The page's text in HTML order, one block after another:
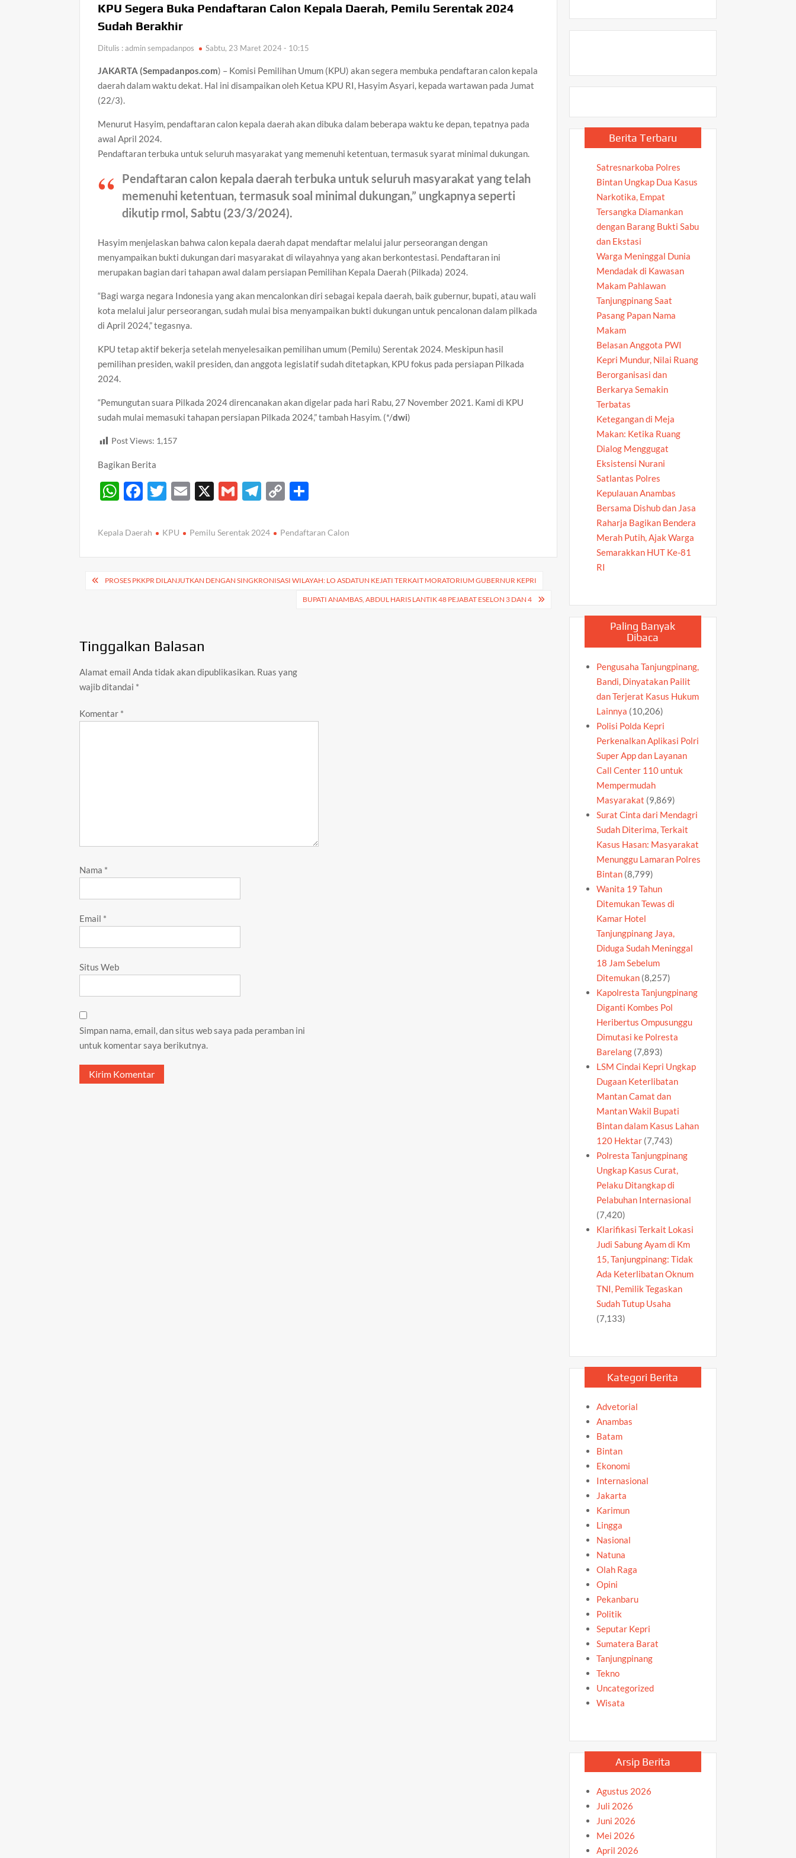
Satlantas Polres Kepulauan Anambas Bersama Dishub dan Jasa Raharja Bagikan Bendera Merah Putih,
Ajak Warga Semarakkan HUT Ke-81 RI
Progres 80 Persen, Rehab Rumah Tidak Layak Huni TMMD Ke-129 Terus Dikebut
Satresnarkoba Polresta Tanjungpinang Gagalkan Penyelundupan 3 Kg Sabu dari Malaysia, Dua Kurir
Ditangkap dan Dua WNA Diburu
Dandim 0315/Tanjungpinang Sambut Panglima TNI dan Para Kepala Staf TNI di Dabo Singkep
Keluarga David Setiawan Donasikan Mobil Operasional untuk Masjid Jami’ Alhidayah Toapaya
Selatan, Perkuat Pelayanan Sosial bagi Masyarakat
KPU Segera Buka Pendaftaran Calon Kepala Daerah, Pemilu Serentak 2024
Sudah Berakhir
Ditulis : admin sempadanpos Sabtu, 23 Maret 2024 - 10:15
JAKARTA (Sempadanpos.com) – Komisi Pemilihan Umum (KPU) akan segera membuka pendaftaran calon kepala
daerah dalam waktu dekat. Hal ini disampaikan oleh Ketua KPU RI, Hasyim Asyari, kepada wartawan pada Jumat
(22/3).
Menurut Hasyim, pendaftaran calon kepala daerah akan dibuka dalam beberapa waktu ke depan, tepatnya pada
awal April 2024.
Pendaftaran terbuka untuk seluruh masyarakat yang memenuhi ketentuan, termasuk syarat minimal dukungan.
Pendaftaran calon kepala daerah terbuka untuk seluruh masyarakat yang telah
memenuhi ketentuan, termasuk soal minimal dukungan,” ungkapnya seperti
dikutip rmol, Sabtu (23/3/2024).
Hasyim menjelaskan bahwa calon kepala daerah dapat mendaftar melalui jalur perseorangan dengan
menyampaikan bukti dukungan dari masyarakat di wilayahnya yang akan berkontestasi. Pendaftaran ini
merupakan bagian dari tahapan awal dalam persiapan Pemilihan Kepala Daerah (Pilkada) 2024.
“Bagi warga negara Indonesia yang akan mencalonkan diri sebagai kepala daerah, baik gubernur, bupati, atau wali
kota melalui jalur perseorangan, sudah mulai bisa menyampaikan bukti dukungan untuk pencalonan dalam pilkada
di April 2024,” tegasnya.
KPU tetap aktif bekerja setelah menyelesaikan pemilihan umum (Pemilu) Serentak 2024. Meskipun hasil
pemilihan presiden, wakil presiden, dan anggota legislatif sudah ditetapkan, KPU fokus pada persiapan Pilkada
2024.
“Pemungutan suara Pilkada 2024 direncanakan akan digelar pada hari Rabu, 27 November 2021. Kami di KPU
sudah mulai memasuki tahapan persiapan Pilkada 2024,” tambah Hasyim. (*/dwi)
Post Views: 1,157
Bagikan Berita
W
at
p
F
e
o
T
itt
E
ail
X
G
ail
T
e
m
C
p
n
ar
Kepala Daerah KPU Pemilu Serentak 2024 Pendaftaran Calon
Navigasi
PROSES PKKPR DILANJUTKAN DENGAN SINGKRONISASI WILAYAH: LO ASDATUN KEJATI TERKAIT MORATORIUM GUBERNUR KEPRI
BUPATI ANAMBAS, ABDUL HARIS LANTIK 48 PEJABAT ESELON 3 DAN 4
Tinggalkan Balasan
Alamat email Anda tidak akan dipublikasikan. Ruas yang
wajib ditandai *
Komentar *
Nama *
Email *
Situs Web
Simpan nama, email, dan situs web saya pada peramban ini
untuk komentar saya berikutnya.
Berita Terbaru
Satresnarkoba Polres
Bintan Ungkap Dua Kasus
Narkotika, Empat
Tersangka Diamankan
dengan Barang Bukti Sabu
dan Ekstasi
Warga Meninggal Dunia
Mendadak di Kawasan
Makam Pahlawan
Tanjungpinang Saat
Pasang Papan Nama
Makam
Belasan Anggota PWI
Kepri Mundur, Nilai Ruang
Berorganisasi dan
Berkarya Semakin
Terbatas
Ketegangan di Meja
Makan: Ketika Ruang
Dialog Menggugat
Eksistensi Nurani
Satlantas Polres
Kepulauan Anambas
Bersama Dishub dan Jasa
Raharja Bagikan Bendera
Merah Putih, Ajak Warga
Semarakkan HUT Ke-81
RI
Paling Banyak
Dibaca
Pengusaha Tanjungpinang,
Bandi, Dinyatakan Pailit
dan Terjerat Kasus Hukum
Lainnya (10,206)
Polisi Polda Kepri
Perkenalkan Aplikasi Polri
Super App dan Layanan
Call Center 110 untuk
Mempermudah
Masyarakat (9,869)
Surat Cinta dari Mendagri
Sudah Diterima, Terkait
Kasus Hasan: Masyarakat
Menunggu Lamaran Polres
Bintan (8,799)
Wanita 19 Tahun
Ditemukan Tewas di
Kamar Hotel
Tanjungpinang Jaya,
Diduga Sudah Meninggal
18 Jam Sebelum
Ditemukan (8,257)
Kapolresta Tanjungpinang
Diganti Kombes Pol
Heribertus Ompusunggu
Dimutasi ke Polresta
Barelang (7,893)
LSM Cindai Kepri Ungkap
Dugaan Keterlibatan
Mantan Camat dan
Mantan Wakil Bupati
Bintan dalam Kasus Lahan
120 Hektar (7,743)
Polresta Tanjungpinang
Ungkap Kasus Curat,
Pelaku Ditangkap di
Pelabuhan Internasional
(7,420)
Klarifikasi Terkait Lokasi
Judi Sabung Ayam di Km
15, Tanjungpinang: Tidak
Ada Keterlibatan Oknum
TNI, Pemilik Tegaskan
Sudah Tutup Usaha
(7,133)
Kategori Berita
Advetorial
Anambas
Batam
Bintan
Ekonomi
Internasional
Jakarta
Karimun
Lingga
Nasional
Natuna
Olah Raga
Opini
Pekanbaru
Politik
Seputar Kepri
Sumatera Barat
Tanjungpinang
Tekno
Uncategorized
Wisata
Arsip Berita
Agustus 2026
Juli 2026
Juni 2026
Mei 2026
April 2026